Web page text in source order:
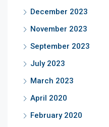
December 2023
November 2023
September 2023
July 2023
March 2023
April 2020
February 2020